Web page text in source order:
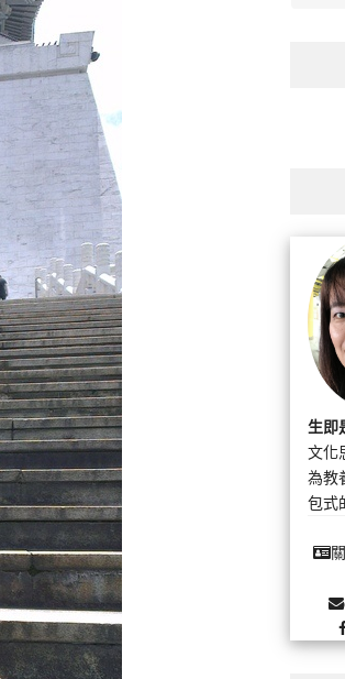
生即
文化
為教
包式